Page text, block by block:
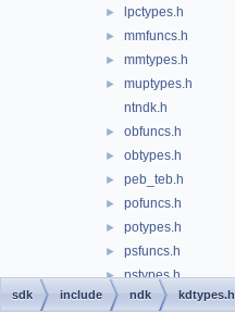
► lpctypes.h
► mmfuncs.h
► mmtypes.h
►
muptypes.h
ntndk.h
► obfuncs.h
► obtypes.h
► peb_teb.h
► pofuncs.h
► potypes.h
► psfuncs.h
► pstypes.h
► rtlfuncs.h
sdk include ndk kdtypes.h